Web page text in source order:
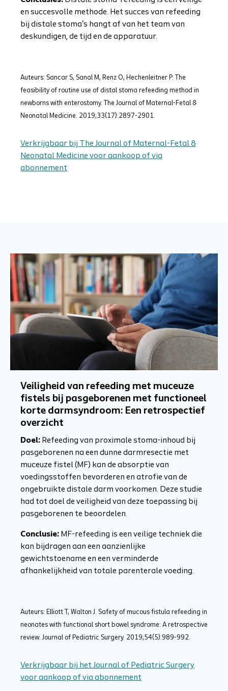
en succesvolle methode. Het succes van refeeding
bij distale stoma's hangt af van het team van
deskundigen, de tijd en de apparatuur.
Auteurs: Sancar S, Sanal M, Renz O, Hechenleitner P. The
feasibility of routine use of distal stoma refeeding method in
newborns with enterostomy. The Journal of Maternal-Fetal &
Neonatal Medicine. 2019;33(17):2897-2901.
Verkrijgbaar bij The Journal of Maternal-Fetal &
Neonatal Medicine voor aankoop of via
abonnement
Veiligheid van refeeding met muceuze
fistels bij pasgeborenen met functioneel
korte darmsyndroom: Een retrospectief
overzicht
Doel: Refeeding van proximale stoma-inhoud bij
pasgeborenen na een dunne darmresectie met
muceuze fistel (MF) kan de absorptie van
voedingsstoffen bevorderen en atrofie van de
ongebruikte distale darm voorkomen. Deze studie
had tot doel de veiligheid van deze toepassing bij
pasgeborenen te beoordelen.
Conclusie: MF-refeeding is een veilige techniek die
kan bijdragen aan een aanzienlijke
gewichtstoename en een verminderde
afhankelijkheid van totale parenterale voeding.
Auteurs: Elliott T, Walton J. Safety of mucous fistula refeeding in
neonates with functional short bowel syndrome: A retrospective
review. Journal of Pediatric Surgery. 2019;54(5):989-992.
Verkrijgbaar bij het Journal of Pediatric Surgery
voor aankoop of via abonnement